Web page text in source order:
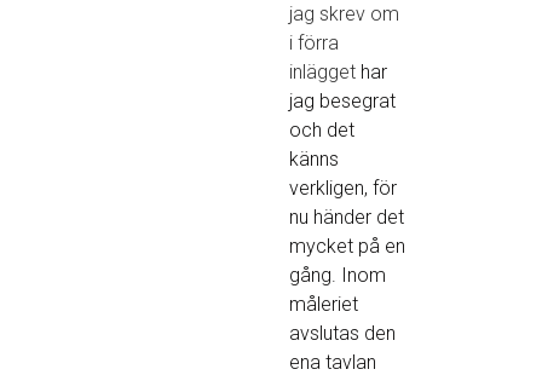
jag skrev om
i förra
inläggethar
jag besegrat
och det
känns
verkligen, för
nu händer det
mycket på en
gång. Inom
måleriet
avslutas den
ena tavlan